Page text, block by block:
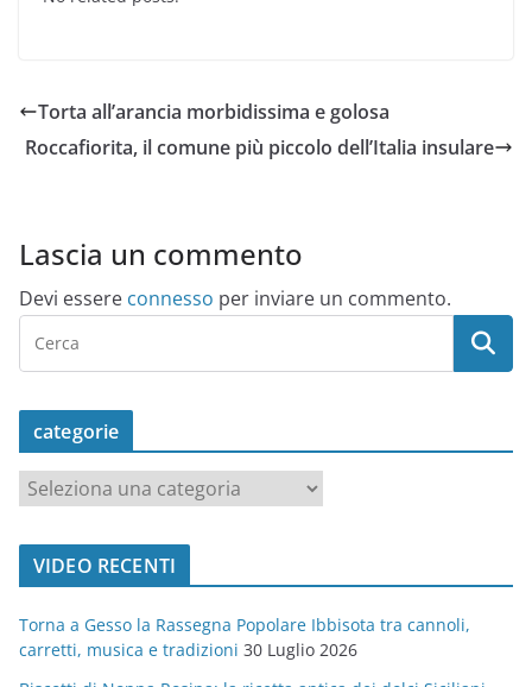
Torta all’arancia morbidissima e golosa
Roccafiorita, il comune più piccolo dell’Italia insulare
Lascia un commento
Devi essere connesso per inviare un commento.
categorie
t
o
r
VIDEO RECENTI
Torna a Gesso la Rassegna Popolare Ibbisota tra cannoli,
carretti, musica e tradizioni 30 Luglio 2026